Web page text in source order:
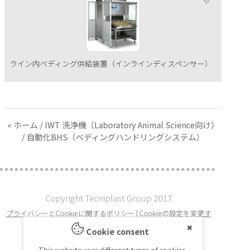
ライン内ベディング供給装置（インラインディスペンサー）
« ホーム / IWT 洗浄機（Laboratory Animal Science向け）
/ 自動化BHS（ベディングハンドリングシステム）
Copyright Tecniplast Group 2017
プライバシーとCookieに関するポリシー | Cookieの設定を変更す
C.F. e P.IVA 00211030127 | REA: 49171
✖
Cookie consent